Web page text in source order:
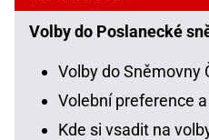
Volby do Poslanecké
Volby do Sněmovny
Volební preference
Kde si vsadit na